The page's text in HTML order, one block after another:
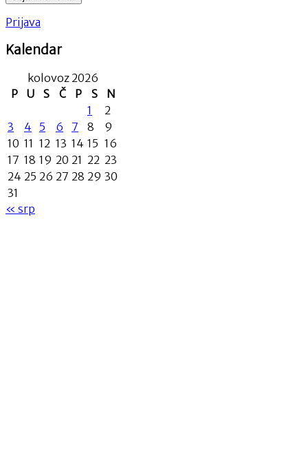
Prijava
Kalendar
kolovoz 2026
P
U S Č P S
N
1
2
3
4 5 6 7 8
9
10 11 12 13 14 15 16
17 18 19 20 21 22 23
24 25 26 27 28 29 30
31
« srp